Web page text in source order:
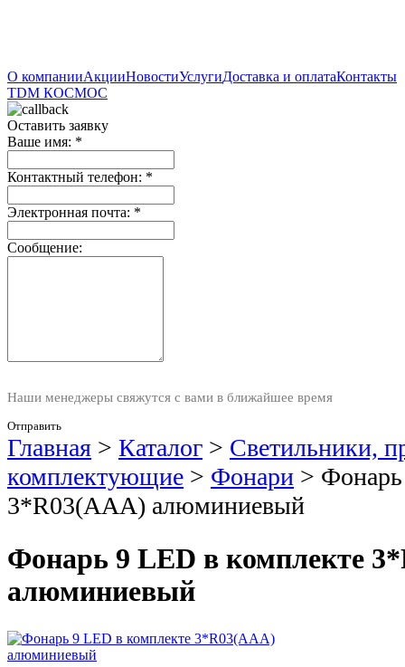
О компанииАкцииНовостиУслугиДоставка и оплатаКонтакты
TDM КОСМОС
Оставить заявку
Ваше имя: *
Контактный телефон: *
Электронная почта: *
Сообщение:
Наши менеджеры свяжутся с вами в ближайшее время
Отправить
Главная > Каталог > Светильники,
комплектующие > Фонари >
3*R03(AAA) алюминиевый
Фонарь 9 LED в комплекте
алюминиевый